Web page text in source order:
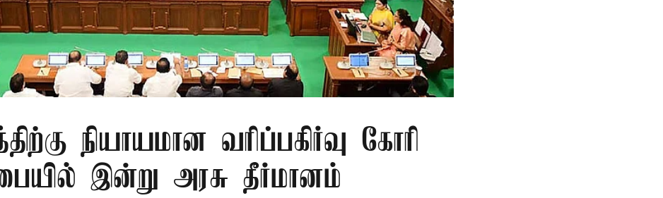
நியாயமான வரிப்பகிர்வு கோரி
இன்று அரசு தீர்மானம்